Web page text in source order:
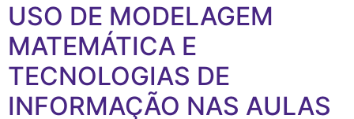
USO DE MODELAGEM
MATEMÁTICA E
TECNOLOGIAS DE
INFORMAÇÃO NAS AULAS